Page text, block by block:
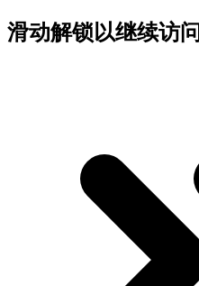
滑动解锁以继续访问